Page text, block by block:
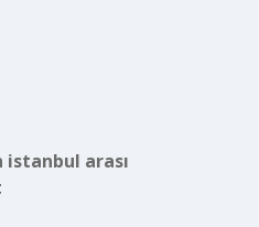
istanbul arası